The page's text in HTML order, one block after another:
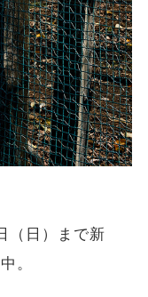
（日）まで新
。